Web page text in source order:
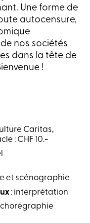
Une forme de
autocensure,
nos sociétés
dans la tête de
!
Caritas,
: CHF 10.-
et scénographie
: interprétation
chorégraphie